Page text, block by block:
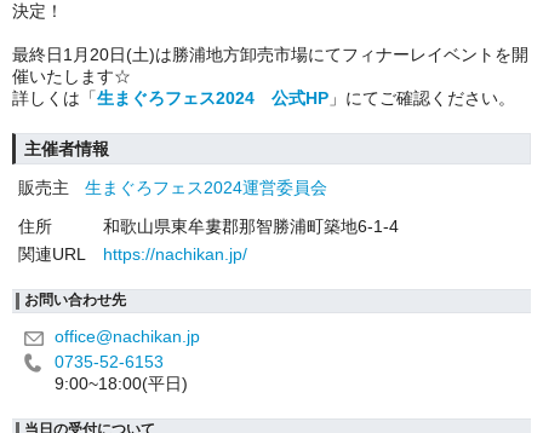
決定！
最終日1月20日(土)は勝浦地方卸売市場にてフィナーレイベントを開
催いたします☆
詳しくは「生まぐろフェス2024 公式HP 」にてご確認ください。
主催者情報
販売主
生まぐろフェス2024運営委員会
住所
和歌山県東牟婁郡那智勝浦町築地6-1-4
関連URL
https://nachikan.jp/
お問い合わせ先
office@nachikan.jp
0735-52-6153
9:00~18:00(平日)
当日の受付について